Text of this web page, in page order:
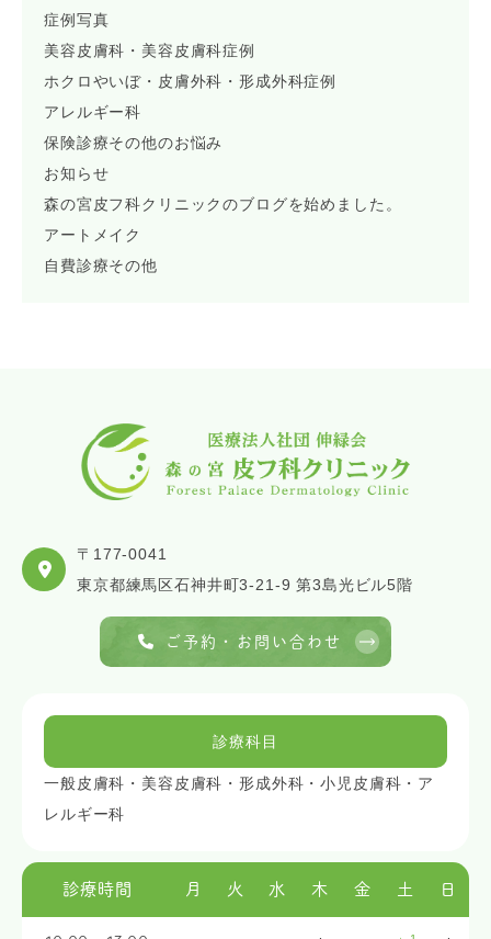
症例写真
美容皮膚科・美容皮膚科症例
ホクロやいぼ・皮膚外科・形成外科症例
アレルギー科
保険診療その他のお悩み
お知らせ
森の宮皮フ科クリニックのブログを始めました。
アートメイク
自費診療その他
〒177-0041
東京都練馬区石神井町3-21-9 第3島光ビル5階
ご予約・お問い合わせ
診療科目
一般皮膚科・美容皮膚科・形成外科・小児皮膚科・ア
レルギー科
診療時間 月 火 水 木 金 土 日